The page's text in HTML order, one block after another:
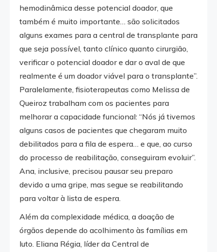
hemodinâmica desse potencial doador, que
também é muito importante… são solicitados
alguns exames para a central de transplante para
que seja possível, tanto clínico quanto cirurgião,
verificar o potencial doador e dar o aval de que
realmente é um doador viável para o transplante”.
Paralelamente, fisioterapeutas como Melissa de
Queiroz trabalham com os pacientes para
melhorar a capacidade funcional: “Nós já tivemos
alguns casos de pacientes que chegaram muito
debilitados para a fila de espera… e que, ao curso
do processo de reabilitação, conseguiram evoluir”.
Ana, inclusive, precisou pausar seu preparo
devido a uma gripe, mas segue se reabilitando
para voltar à lista de espera.
Além da complexidade médica, a doação de
órgãos depende do acolhimento às famílias em
luto. Eliana Régia, líder da Central de